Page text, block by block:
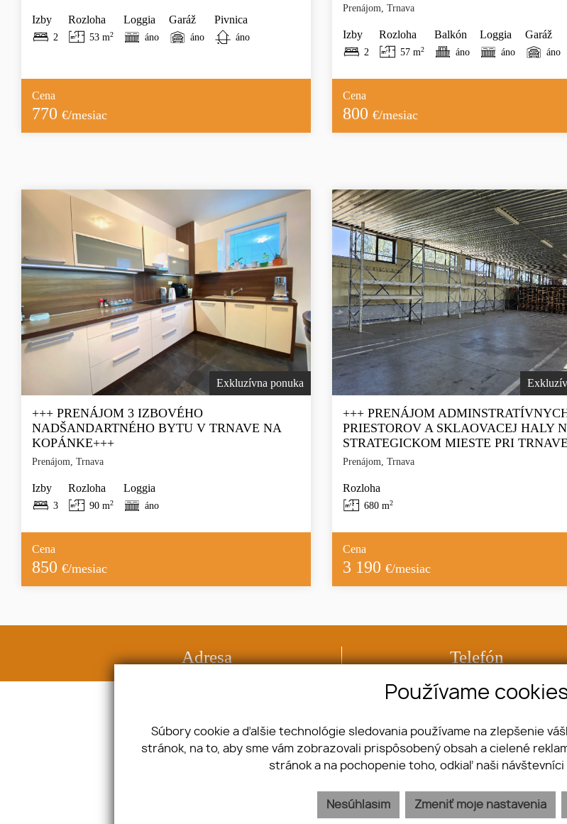
Izby
2
Rozloha
53 m2
Loggia
áno
Garáž
áno
Pivnica
áno
Cena
770 €/mesiac
Prenájom, Trnava
Izby
2
Rozloha
57 m2
Balkón
áno
Loggia
áno
Garáž
áno
Cena
800 €/mesiac
Exkluzívna ponuka
+++ PRENÁJOM 3 IZBOVÉHO
NADŠANDARTNÉHO BYTU V TRNAVE NA
KOPÁNKE+++
Prenájom, Trnava
Izby
3
Rozloha
90 m2
Loggia
áno
Cena
850 €/mesiac
+++ PRENÁJOM
PRIESTOROV A SKLAOVACEJ HALY
STRATEGICKOM MIESTE PRI
Prenájom, Trnava
Rozloha
680 m2
Cena
3 190 €/mesiac
Adresa Telefón
Nehnuteľnosti
Domy
Pozemky
Ostatné
Používame
Súbory cookie a ďalšie technológie sledovania používame na zlepšenie
stránok, na to, aby sme vám zobrazovali prispôsobený obsah a cielené
stránok a na pochopenie toho, odkiaľ naši návštevníci
Nesúhlasím Zmeniť moje nastavenia